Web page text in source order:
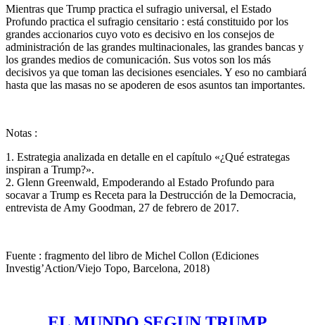
Mientras que Trump practica el sufragio universal, el Estado
Profundo practica el sufragio censitario : está constituido por los
grandes accionarios cuyo voto es decisivo en los consejos de
administración de las grandes multinacionales, las grandes bancas y
los grandes medios de comunicación. Sus votos son los más
decisivos ya que toman las decisiones esenciales. Y eso no cambiará
hasta que las masas no se apoderen de esos asuntos tan importantes.
Notas :
1. Estrategia analizada en detalle en el capítulo «¿Qué estrategas
inspiran a Trump?».
2. Glenn Greenwald, Empoderando al Estado Profundo para
socavar a Trump es Receta para la Destrucción de la Democracia,
entrevista de Amy Goodman, 27 de febrero de 2017.
Fuente : fragmento del libro de Michel Collon (Ediciones
Investig’Action/Viejo Topo, Barcelona, 2018)